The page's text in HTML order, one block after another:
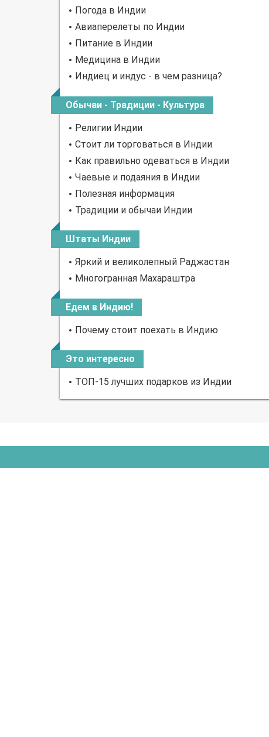
Погода в Индии
Авиаперелеты по Индии
Питание в Индии
Медицина в Индии
Индиец и индус - в чем разница?
Обычаи - Традиции - Культура
Религии Индии
Стоит ли торговаться в Индии
Как правильно одеваться в Индии
Чаевые и подаяния в Индии
Полезная информация
Традиции и обычаи Индии
Штаты Индии
Яркий и великолепный Раджастан
Многогранная Махараштра
Едем в Индию!
Почему стоит поехать в Индию
Это интересно
ТОП-15 лучших подарков из Индии